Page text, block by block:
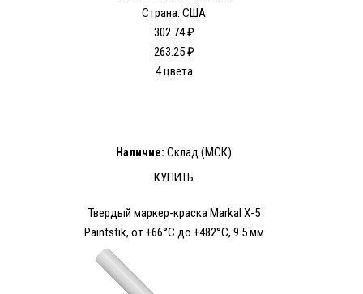
Страна: США
302.74 ₽
263.25 ₽
4 цвета
Наличие: Склад (МСК)
КУПИТЬ
Твердый маркер-краска Markal X-5
Paintstik, от +66°C до +482°C, 9.5 мм